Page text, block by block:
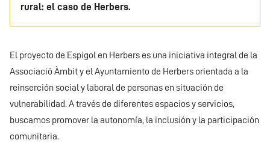
rural: el caso de Herbers.
El proyecto de Espigol en Herbers es una iniciativa integral de la
Associació Àmbit y el Ayuntamiento de Herbers orientada a la
reinserción social y laboral de personas en situación de
vulnerabilidad. A través de diferentes espacios y servicios,
buscamos promover la autonomía, la inclusión y la participación
comunitaria.